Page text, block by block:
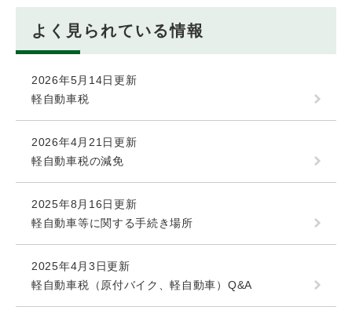
よく見られている情報
2026年5月14日更新
軽自動車税
2026年4月21日更新
軽自動車税の減免
2025年8月16日更新
軽自動車等に関する手続き場所
2025年4月3日更新
軽自動車税（原付バイク、軽自動車）Q&A